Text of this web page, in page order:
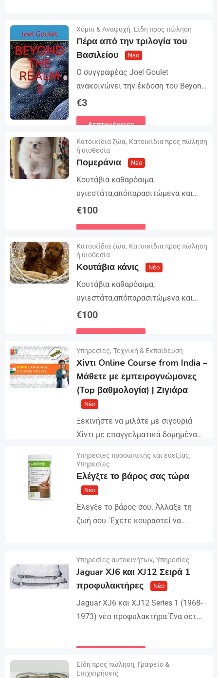
για την...
Λεπτομέρειες
Χόμπι & Αναψυχή, Είδη προς πώληση
Πέρα από την τριλογία του
Βασιλείου
Νέο
Ο συγγραφέας Joel Goulet
ανακοινώνει την έκδοση του Beyond
the Realm Trilogy. Η ιστορία αρχίζει
δολοφόνων επιχειρεί να απαγάγει...
€3
Λεπτομέρειες
Κατοικίδια ζώα, Κατοικίδια προς πώληση
ή υιοθεσία
Πομεράνια Νέο
Κουτάβια καθαρόαιμα,
υγιεστάτα,απόπαρασιτώμενα και
εμπορεύματα. Με Ευροπαϊκό
ΙΣΑΣΑΓΩΝΗ ΚΑΙ ΔΙΑΘΕΣΗ ΜΕ
ΚΡΑΤΙΚΗ ΑΔΕΙΑ Γραπτή ανάπτυξη και
συνεργασία. Απόστολη...
€100
Λεπτομέρειες
Κατοικίδια ζώα, Κατοικίδια προς πώληση
ή υιοθεσία
Κουτάβια κάνις Νέο
Κουτάβια καθαρόαιμα,
υγιεστάτα,απόπαρασιτώμενα και
εμπορεύματα. Με Ευροπαϊκό
ΙΣΑΣΑΓΩΝΗ ΚΑΙ ΔΙΑΘΕΣΗ ΜΕ
ΚΡΑΤΙΚΗ ΑΔΕΙΑ Γραπτή ανάπτυξη και
συνεργασία. Απόστολη...
€100
Λεπτομέρειες
Υπηρεσίες, Τεχνική & Εκπαίδευση
Χίντι Online Course from India –
Μάθετε με εμπειρογνώμονες
(Top βαθμολογία) | Ζιγιάρα
Νέο
Ξεκινήστε να μιλάτε με σιγουριά
Χίντι με επαγγελματικά δομημένα
σύνδεση προσαρμοσμένα για
αρχάριους και προχωρημένους
μαθητές. Βελτιώστε την προφορά,
το λεξιλόγιο και την ευχέρεια με
ευκολία....
Λεπτομέρειες
Υπηρεσίες προσωπικής και ευεξίας,
Υπηρεσίες
Ελέγξτε το βάρος σας τώρα
Νέο
Έλεγξε το βάρος σου. Άλλαξε τη
ζωή σου. Έχετε κουραστεί να
Βοηθάω ανθρώπους να χάσουν 3-5
κιλά...
Λεπτομέρειες
Υπηρεσίες αυτοκινήτων, Υπηρεσίες
Jaguar XJ6 και XJ12 Σειρά 1
προφυλακτήρες
Νέο
Jaguar XJ6 και XJ12 Series 1 (1968-
1973) νέο προφυλακτήρα Ένα σετ
προφυλακτήρα...
Είδη προς πώληση, Γραφείο &
Επιχειρήσεις